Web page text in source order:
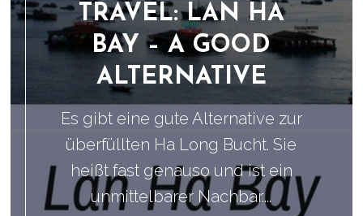
TRAVEL: LAN HA
BAY – A GOOD
ALTERNATIVE
Es gibt eine gute Alternative zur
überfüllten Ha Long Bucht. Sie
heißt fast genauso und ist ein
unmittelbarer Nachbar....